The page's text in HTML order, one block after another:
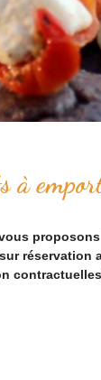
à
réservation